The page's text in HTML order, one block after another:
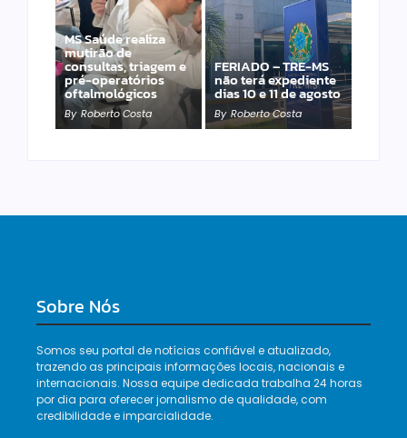
MS Saúde realiza
mutirão de
consultas, triagem e
pré-operatórios
oftalmológicos
By Roberto Costa
FERIADO – TRE-MS
não terá expediente
dias 10 e 11 de agosto
By Roberto Costa
Laranja azeda atrai
investimento
francês para
produção de óleos
essenciais
By Roberto Costa
Sobre Nós
Somos seu portal de notícias confiável e atualizado,
trazendo as principais informações locais, nacionais e
internacionais. Nossa equipe dedicada trabalha 24 horas
por dia para oferecer jornalismo de qualidade, com
credibilidade e imparcialidade.